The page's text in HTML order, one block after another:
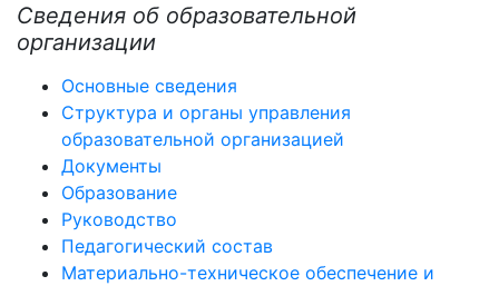
Сведения об образовательной
организации
Основные сведения
Структура и органы управления
образовательной организацией
Документы
Образование
Руководство
Педагогический состав
Материально-техническое обеспечение и